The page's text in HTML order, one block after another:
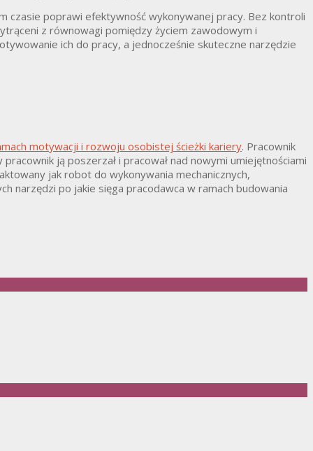
czasie poprawi efektywność wykonywanej pracy. Bez kontroli
z równowagi pomiędzy życiem zawodowym i
ich do pracy, a jednocześnie skuteczne narzędzie
motywacji i rozwoju osobistej ścieżki kariery. Pracownik
ją poszerzał i pracował nad nowymi umiejętnościami
jak robot do wykonywania mechanicznych,
narzędzi po jakie sięga pracodawca w ramach budowania